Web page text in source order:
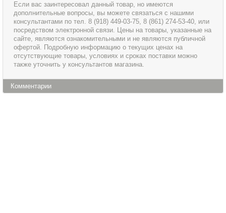
Если вас заинтересовал данный товар, но имеются
дополнительные вопросы, вы можете связаться с нашими
консультантами по тел. 8 (918) 449-03-75, 8 (861) 274-53-40, или
посредством электронной связи. Цены на товары, указанные на
сайте, являются ознакомительными и не являются публичной
офертой. Подробную информацию о текущих ценах на
отсутствующие товары, условиях и сроках поставки можно
также уточнить у консультантов магазина.
Комментарии